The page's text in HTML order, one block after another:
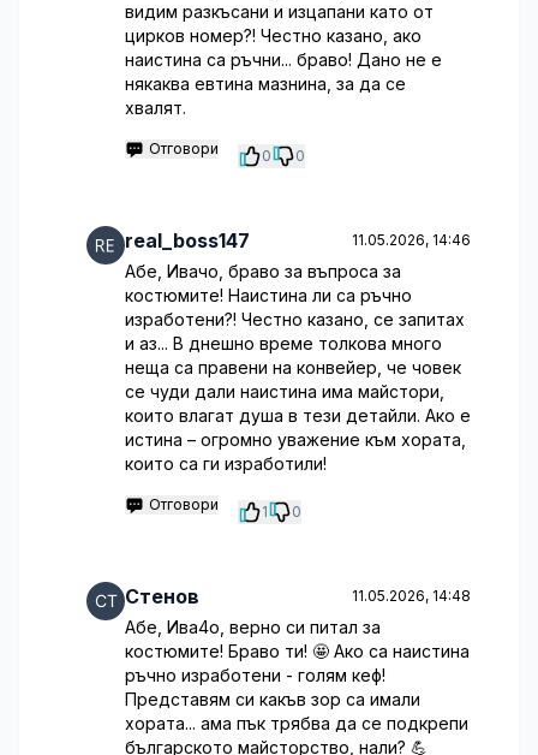
видим разкъсани и изцапани като от
цирков номер?! Честно казано, ако
наистина са ръчни... браво! Дано не е
някаква евтина мазнина, за да се
хвалят.
Отговори 0 0
real_boss147 11.05.2026, 14:46
Абе, Ивачо, браво за въпроса за
костюмите! Наистина ли са ръчно
изработени?! Честно казано, се запитах
и аз... В днешно време толкова много
неща са правени на конвейер, че човек
се чуди дали наистина има майстори,
които влагат душа в тези детайли. Ако е
истина – огромно уважение към хората,
които са ги изработили!
Отговори 1 0
Стенов 11.05.2026, 14:48
Абе, Ива4о, верно си питал за
костюмите! Браво ти! 🤩 Ако са наистина
ръчно изработени - голям кеф!
Представям си какъв зор са имали
хората... ама пък трябва да се подкрепи
българското майсторство, нали? 💪